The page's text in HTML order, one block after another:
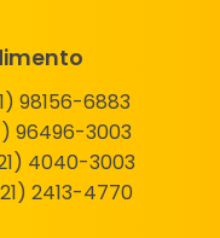
98156-6883
96496-3003
4040-3003
2413-4770